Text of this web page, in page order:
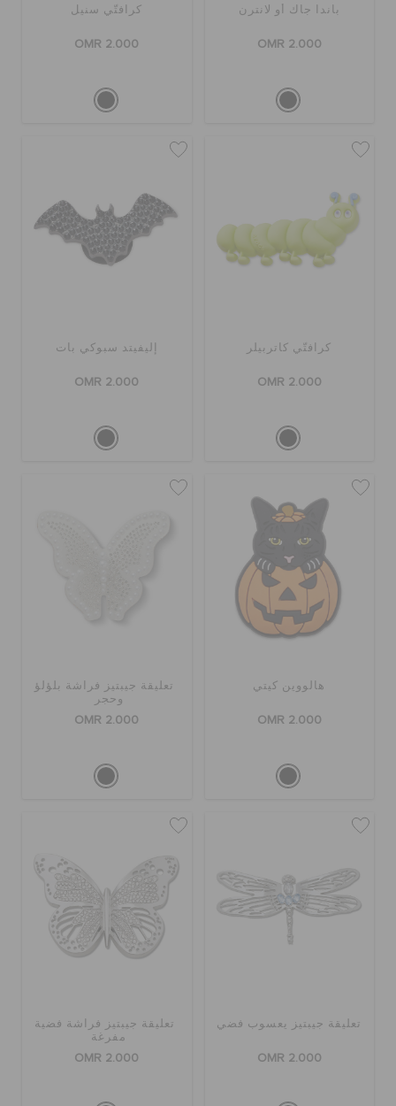
باندا جاك أو لانترن
OMR 2.000
كرافتّي سنيل
OMR 2.000
كرافتّي كاتربيلر
OMR 2.000
إليفيتد سبوكي بات
OMR 2.000
هالووين كيتي
OMR 2.000
تعليقة جيبتيز فراشة بلؤلؤ
وحجر
OMR 2.000
تعليقة جيبتيز يعسوب فضي
OMR 2.000
تعليقة جيبتيز فراشة فضية
مفرغة
OMR 2.000